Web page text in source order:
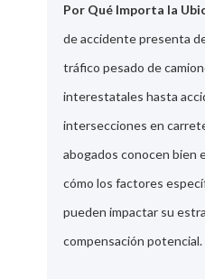
Por Qué Importa la
de accidente presenta
tráfico pesado de
interestatales hasta
intersecciones en
abogados conocen bien
cómo los factores
pueden impactar su
compensación potencial.